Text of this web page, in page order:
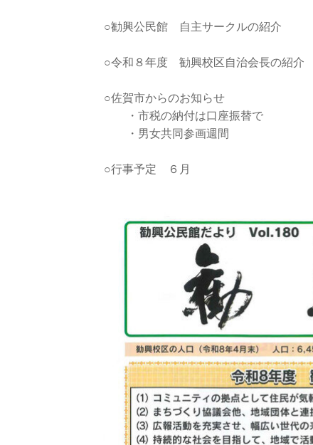
○勧興公民館 自主サークルの紹介
○令和８年度 勧興校区自治会長の紹介
○佐賀市からのお知らせ
・市税の納付は口座振替で
・男女共同参画週間
○行事予定 ６月